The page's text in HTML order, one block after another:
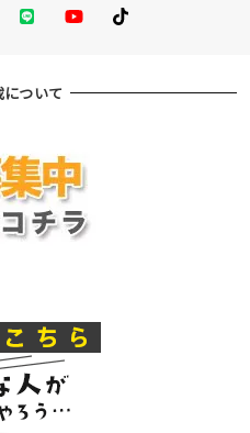
LINE You TubeTikTok
ついて